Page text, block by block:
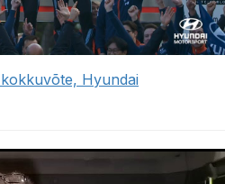
Hyundai